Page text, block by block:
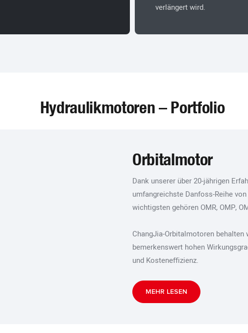
verlängert wird.
Hydraulikmotoren – Portfolio
Orbitalmotor
Dank unserer über 20-jährigen
umfangreichste Danfoss-Reihe
wichtigsten gehören OMR, OMP,
ChangJia-Orbitalmotoren behalten
bemerkenswert hohen
und Kosteneffizienz.
MEHR LESEN